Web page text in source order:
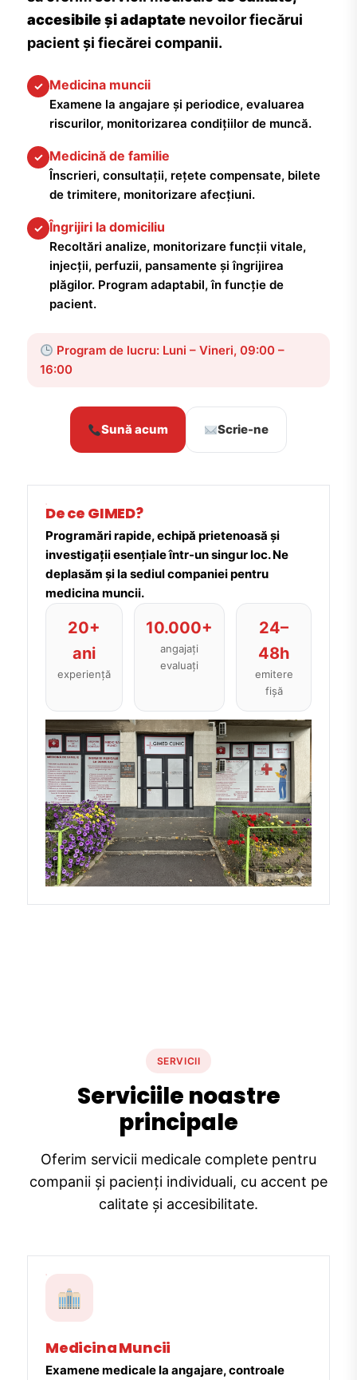
accesibile și adaptate nevoilor fiecărui
pacient și fiecărei companii.
✓ Medicina muncii
Examene la angajare și periodice, evaluarea
riscurilor, monitorizarea condițiilor de muncă.
✓ Medicină de familie
Înscrieri, consultații, rețete compensate, bilete
de trimitere, monitorizare afecțiuni.
✓ Îngrijiri la domiciliu
Recoltări analize, monitorizare funcții vitale,
injecții, perfuzii, pansamente și îngrijirea
plăgilor. Program adaptabil, în funcție de
pacient.
Program de lucru: Luni – Vineri, 09:00 –
16:00
Sună acum Scrie-ne
De ce GIMED?
Programări rapide, echipă prietenoasă și
investigații esențiale într-un singur loc. Ne
deplasăm și la sediul companiei pentru
medicina muncii.
20+
ani
experiență
10.000+
angajați
evaluați
24–
48h
emitere
fișă
SERVICII
Serviciile noastre
principale
Oferim servicii medicale complete pentru
companii și pacienți individuali, cu accent pe
calitate și accesibilitate.
Medicina Muncii
Examene medicale la angajare, controale